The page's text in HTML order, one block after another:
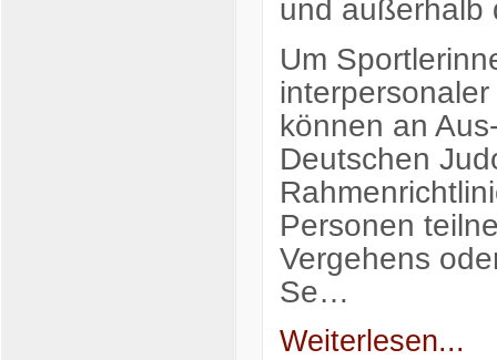
und außerhalb
Um
können an
Deutschen
Personen
Vergehens
Se…
Weiterlesen...